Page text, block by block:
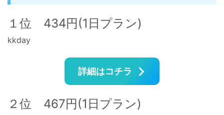
１位 434円(1日プラン)
kkday
詳細はコチラ
２位 467円(1日プラン)